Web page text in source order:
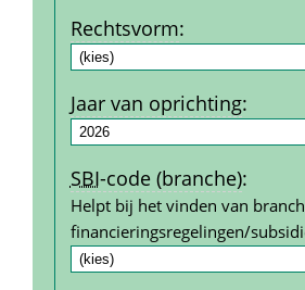
Rechtsvorm:
Jaar van oprichting:
SBI-code (branche):
Helpt bij het vinden van
financierings­regelingen/